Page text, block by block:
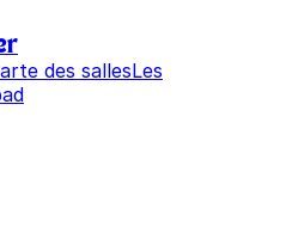
des sallesLes